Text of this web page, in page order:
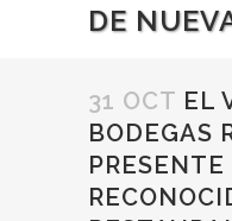
DE
31 OCT EL
BODEGAS